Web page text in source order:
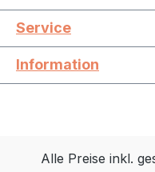
Service
Information
Alle Preise inkl.